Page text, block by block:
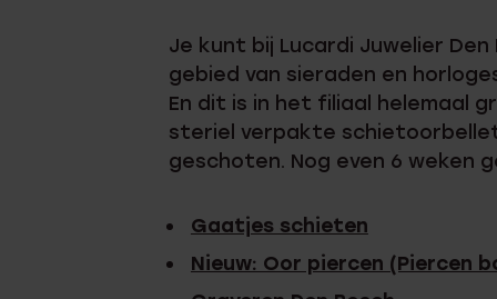
Je kunt bij Lucardi Juwelier
gebied van sieraden en
En dit is in het filiaal helemaal
steriel verpakte
geschoten. Nog even 6 weken
Gaatjes schieten
Nieuw: Oor piercen (Piercen